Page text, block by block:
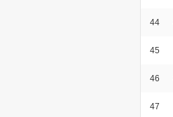
44
45
46
47